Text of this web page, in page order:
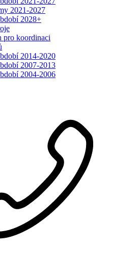
2021-2027
2028+
pro koordinaci
2014-2020
2007-2013
2004-2006